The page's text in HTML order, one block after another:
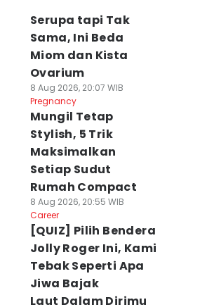
Serupa tapi Tak
Sama, Ini Beda
Miom dan Kista
Ovarium
8 Aug 2026, 20:07 WIB
Pregnancy
Mungil Tetap
Stylish, 5 Trik
Maksimalkan
Setiap Sudut
Rumah Compact
8 Aug 2026, 20:55 WIB
Career
[QUIZ] Pilih Bendera
Jolly Roger Ini, Kami
Tebak Seperti Apa
Jiwa Bajak
Laut Dalam Dirimu